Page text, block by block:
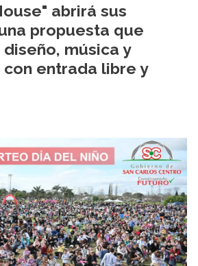
abrirá sus
propuesta que
música y
entrada libre y